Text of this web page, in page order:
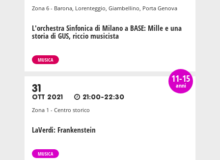
Zona 6 - Barona, Lorenteggio, Giambellino, Porta Genova
L'orchestra Sinfonica di Milano a BASE: Mille e una
storia di GUS, riccio musicista
MUSICA
11-15
anni
31
OTT 2021 21:00-22:30
Zona 1 - Centro storico
LaVerdi: Frankenstein
MUSICA